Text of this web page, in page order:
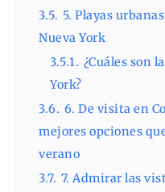
3.5. 5. Playas
Nueva York
3.5.1. ¿Cuáles son
York?
3.6. 6. De visita en
mejores opciones
verano
3.7. 7. Admirar las